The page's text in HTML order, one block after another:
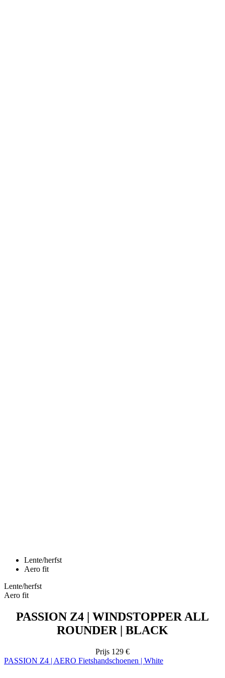
Lente/herfst
Aero fit
Lente/herfst
Aero fit
PASSION Z4 | WINDSTOPPER ALL
ROUNDER | BLACK
Prijs 129 €
PASSION Z4 | AERO Fietshandschoenen | White